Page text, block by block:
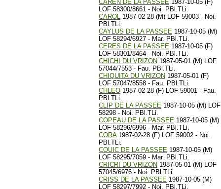
CAREN DE LA PASSEE 1987-10-05 (F)
LOF 58300/8661 - Noi. PBl.TLi.
CAROL 1987-02-28 (M) LOF 59003 - Noi.
PBl.TLi.
CAYLUS DE LA PASSEE 1987-10-05 (M)
LOF 58294/6927 - Mar. PBl.TLi.
CERES DE LA PASSEE 1987-10-05 (F)
LOF 58301/8464 - Noi. PBl.TLi.
CHICHI DU VRIZON 1987-05-01 (M) LOF
57044/7553 - Fau. PBl.TLi.
CHIQUITA DU VRIZON 1987-05-01 (F)
LOF 57047/8558 - Fau. PBl.TLi.
CHLEO 1987-02-28 (F) LOF 59001 - Fau.
PBl.TLi.
CLIP DE LA PASSEE 1987-10-05 (M) LOF
58298 - Noi. PBl.TLi.
COPEAU DE LA PASSEE 1987-10-05 (M)
LOF 58296/6996 - Mar. PBl.TLi.
CORA1987-02-28 (F) LOF 59002 - Noi.
PBl.TLi.
COUIC DE LA PASSEE 1987-10-05 (M)
LOF 58295/7059 - Mar. PBl.TLi.
CRICRI DU VRIZON 1987-05-01 (M) LOF
57045/6976 - Noi. PBl.TLi.
CRISS DE LA PASSEE 1987-10-05 (M)
LOF 58297/7992 - Noi. PBl.TLi.